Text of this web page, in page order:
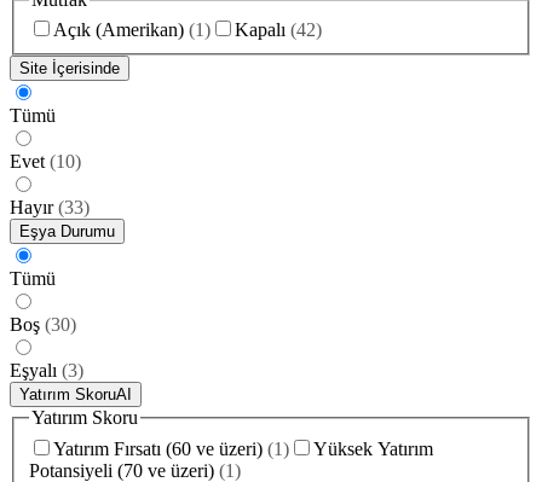
Açık (Amerikan) (1) Kapalı (42)
Site İçerisinde
Tümü
Evet (10)
Hayır (33)
Eşya Durumu
Tümü
Boş (30)
Eşyalı (3)
Yatırım SkoruAI
Yatırım Skoru
Yatırım Fırsatı (60 ve üzeri) (1)
Yüksek Yatırım
Potansiyeli (70 ve üzeri) (1)